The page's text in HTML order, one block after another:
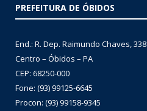
PREFEITURA DE ÓBIDOS
End.: R. Dep. Raimundo Chaves, 338
Centro – Óbidos – PA
CEP: 68250-000
Fone: (93) 99125-6645
Procon: (93) 99158-9345